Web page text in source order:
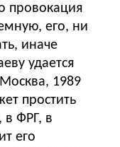
провокация
его, ни
иначе
удается
1989
простить
в ФРГ, в
его